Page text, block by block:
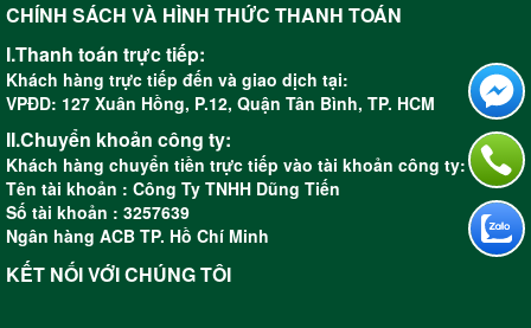
CHÍNH SÁCH VÀ HÌNH THỨC THANH TOÁN
I.Thanh toán trực tiếp:
Khách hàng trực tiếp đến và giao dịch tại:
VPĐD: 127 Xuân Hồng, P.12, Quận Tân Bình, TP. HCM
II.Chuyển khoản công ty:
Khách hàng chuyển tiền trực tiếp vào tài khoản công ty:
Tên tài khoản : Công Ty TNHH Dũng Tiến
Số tài khoản : 3257639
Ngân hàng ACB TP. Hồ Chí Minh
KẾT NỐI VỚI CHÚNG TÔI